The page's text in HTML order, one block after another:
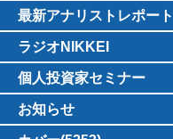
最新アナリストレポート
ラジオNIKKEI
個人投資家セミナー
お知らせ